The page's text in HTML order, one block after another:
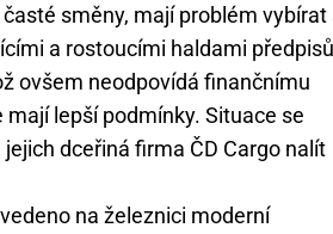
směny, mají problém vybírat
a rostoucími haldami
ovšem neodpovídá finančnímu
lepší podmínky. Situace se
dceřiná firma ČD Cargo nalít
na železnici moderní